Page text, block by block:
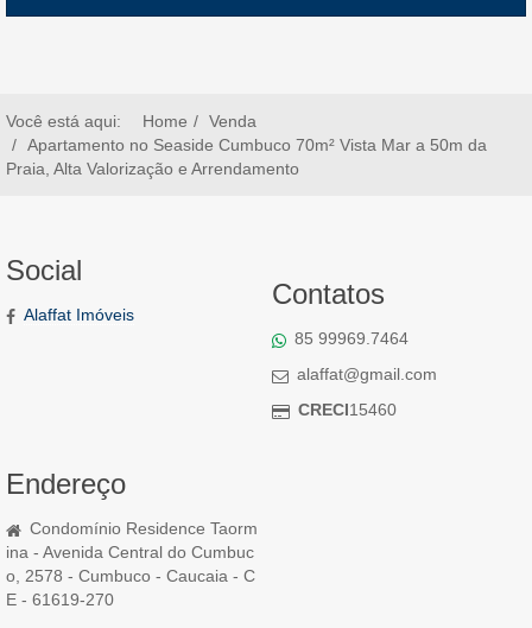
Você está aqui: Home
Venda
Apartamento no Seaside Cumbuco 70m² Vista Mar a 50m da
Praia, Alta Valorização e Arrendamento
Social
Alaffat Imóveis
Contatos
85 99969.7464
alaffat@gmail.com
CRECI15460
Endereço
Condomínio Residence Taorm
ina - Avenida Central do Cumbuc
o, 2578 - Cumbuco - Caucaia - C
E - 61619-270